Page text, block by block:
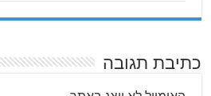
כתיבת תגובה